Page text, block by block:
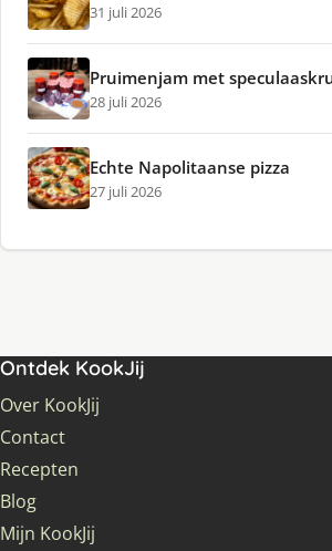
31 juli 2026
Pruimenjam met
28 juli 2026
Echte Napolitaanse pizza
27 juli 2026
Ontdek KookJij
Over KookJij
Contact
Recepten
Blog
Mijn KookJij